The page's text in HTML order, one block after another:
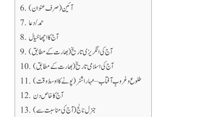
آئین (صرف عنوان)
حمد / دعا
آج کا اچھا خیال
آج کی انگریزی تاریخ (بھارت کے مطابق)
آج کی اسلامی تاریخ (بھارت کے مطابق)
طلوع و غروبِ آفتاب – مہاراشٹر (پونے کا اوسط وقت)
آج کا خاص دن
جنرل نالج (آج کی مناسبت سے)